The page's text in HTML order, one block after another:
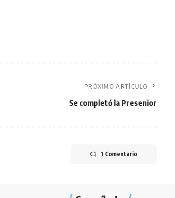
PRÓXIMO ARTÍCULO
Se completó la Presenior
1 Comentario